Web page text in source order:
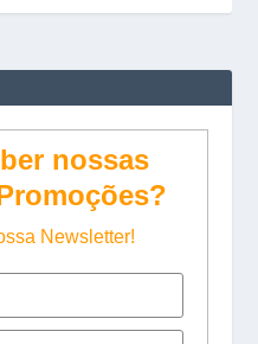
nossas
Newsletter!